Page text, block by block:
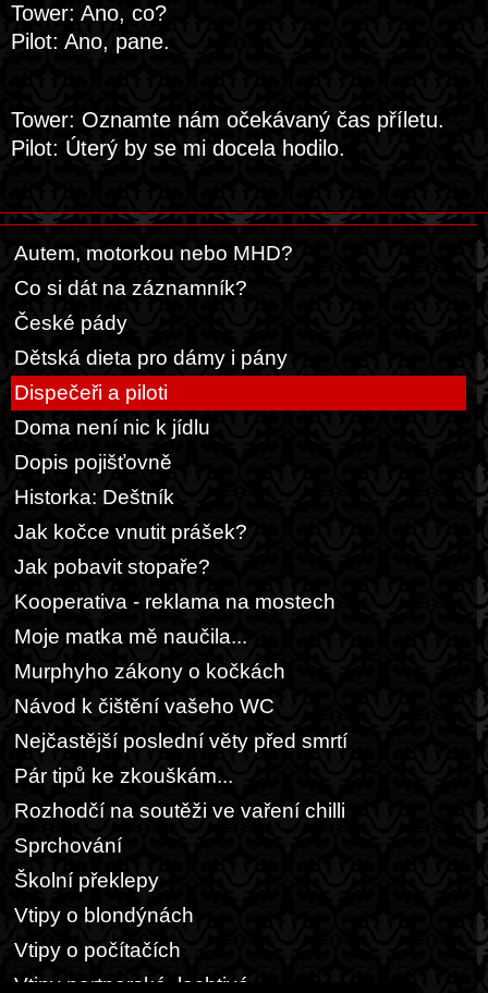
Tower: Ano, co?
Pilot: Ano, pane.
Tower: Oznamte nám očekávaný čas příletu.
Pilot: Úterý by se mi docela hodilo.
Autem, motorkou nebo MHD?
Co si dát na záznamník?
České pády
Dětská dieta pro dámy i pány
Dispečeři a piloti
Doma není nic k jídlu
Dopis pojišťovně
Historka: Deštník
Jak kočce vnutit prášek?
Jak pobavit stopaře?
Kooperativa - reklama na mostech
Moje matka mě naučila...
Murphyho zákony o kočkách
Návod k čištění vašeho WC
Nejčastější poslední věty před smrtí
Pár tipů ke zkouškám...
Rozhodčí na soutěži ve vaření chilli
Sprchování
Školní překlepy
Vtipy o blondýnách
Vtipy o počítačích
Vtipy partnerské, lechtivé